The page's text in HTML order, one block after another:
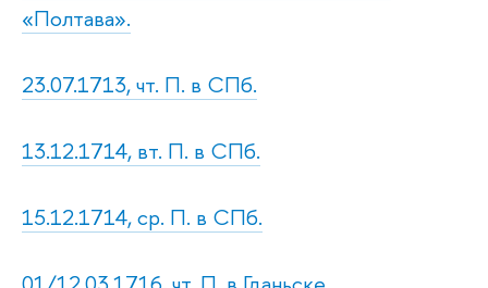
«Полтава».
23.07.1713, чт. П. в СПб.
13.12.1714, вт. П. в СПб.
15.12.1714, ср. П. в СПб.